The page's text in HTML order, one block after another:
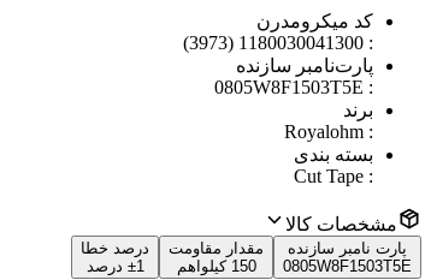
کد میکرومدرن
:
1180030041300 (3973)
پارت‌نامبر سازنده
:
0805W8F1503T5E
برند
:
Royalohm
بسته بندی
:
Cut Tape
مشخصات کالا
پارت نامبر سازنده
0805W8F1503T5E
مقدار مقاومت
150 کیلواهم
درصد خطا
±1 درصد